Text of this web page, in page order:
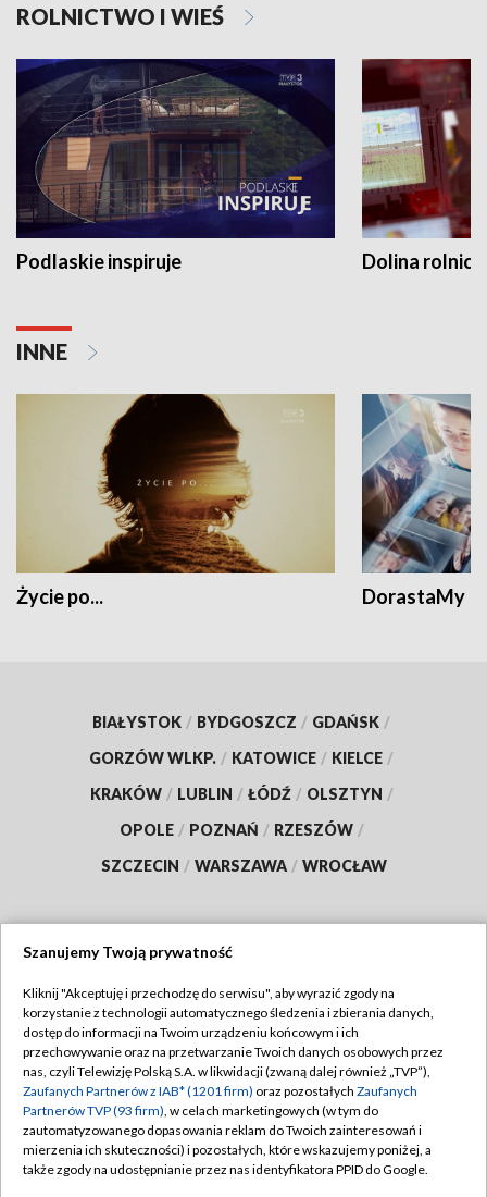
ROLNICTWO I WIEŚ
Podlaskie inspiruje Dolina
INNE
Życie po... DorastaMy
BIAŁYSTOK / BYDGOSZCZ / GDAŃSK /
GORZÓW WLKP. / KATOWICE / KIELCE /
KRAKÓW / LUBLIN / ŁÓDŹ / OLSZTYN /
OPOLE / POZNAŃ / RZESZÓW /
SZCZECIN / WARSZAWA / WROCŁAW
TVP
Abonament TVP
Emisja w TVP
Centrum informacji TVP
Naziemna Telewizja Cyfrowa
Regulamin TVP
Polityka prywatności
Moje zgody
Pomoc
Szanujemy Twoją prywatność
Kliknij "Akceptuję i przechodzę do serwisu", aby wyrazić zgody na
korzystanie z technologii automatycznego śledzenia i zbierania danych,
dostęp do informacji na Twoim urządzeniu końcowym i ich
przechowywanie oraz na przetwarzanie Twoich danych osobowych przez
nas, czyli Telewizję Polską S.A. w likwidacji (zwaną dalej również „TVP”),
Zaufanych Partnerów z IAB* (1201 firm) oraz pozostałych Zaufanych
Partnerów TVP (93 firm), w celach marketingowych (w tym do
zautomatyzowanego dopasowania reklam do Twoich zainteresowań i
mierzenia ich skuteczności) i pozostałych, które wskazujemy poniżej, a
także zgody na udostępnianie przez nas identyfikatora PPID do Google.